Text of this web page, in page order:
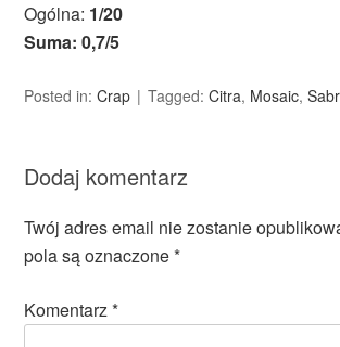
Ogólna: 1/20
Suma: 0,7/5
Posted in:Crap Tagged:Citra, Mosaic,
Dodaj komentarz
Twój adres email nie zostanie
pola są oznaczone*
Komentarz*